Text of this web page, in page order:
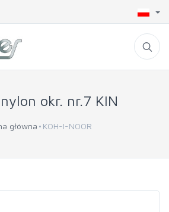
okr. nr.7 KIN
główna KOH-I-NOOR